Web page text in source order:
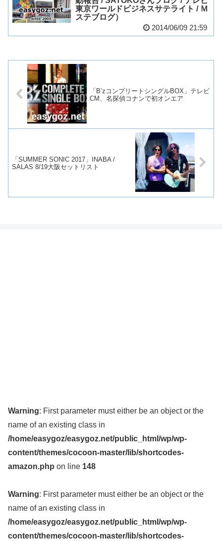
東京ワールドビジネスサテライト / Ｍ
ステブログ）
2014/06/09 21:59
「B’zコンプリートシングルBOX」テレビ
CM、名探偵コナンで初オンエア
「SUMMER SONIC 2017」INABA /
SALAS 8/19大阪セットリスト
Warning: First parameter must either be an object or the
name of an existing class in
/home/easygoz/easygoz.net/public_html/wp/wp-
content/themes/cocoon-master/lib/shortcodes-
amazon.php on line 148
Warning: First parameter must either be an object or the
name of an existing class in
/home/easygoz/easygoz.net/public_html/wp/wp-
content/themes/cocoon-master/lib/shortcodes-